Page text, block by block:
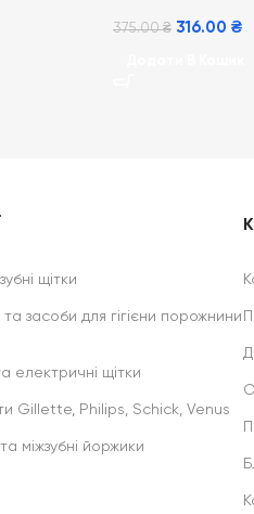
375.00₴ 316.00 ₴
щітки
та засоби для гігієни порожнини
електричні щітки
Gillette, Philips, Schick, Venus
міжзубні йоржики